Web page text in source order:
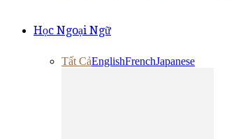
Học Ngoại Ngữ
Tất CảEnglishFrenchJapanese